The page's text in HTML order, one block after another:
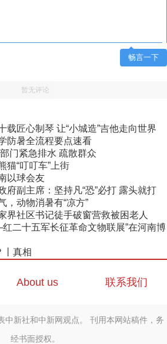
畅言一下
暂无评论
载匠心制琴 让“小城造”吉他走向世界
防暑全流程要点速看
门紧急排水 疏散群众
猫“叮叮车”上街
以球会友
府副主席：坚持凡“恐”必打 露头就打
，动物消暑有“凉方”
界社区书记徒手破窗营救被困老人
二十五军长征革命文物联展”在河南博
丨真相
About us 联系我们
中新社和中新网观点。 刊用本网站稿件，务
经书面授权。